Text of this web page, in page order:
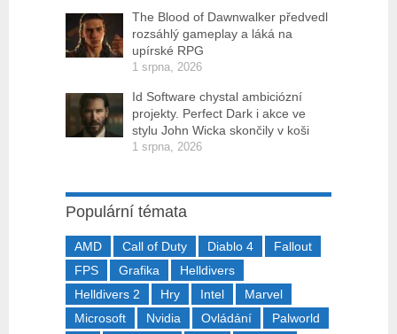
The Blood of Dawnwalker předvedl
rozsáhlý gameplay a láká na
upírské RPG
1 srpna, 2026
Id Software chystal ambiciózní
projekty. Perfect Dark i akce ve
stylu John Wicka skončily v koši
1 srpna, 2026
Populární témata
AMD Call of Duty Diablo 4
Fallout
FPS
Grafika
Helldivers
Helldivers 2
Hry Intel
Marvel
Microsoft
Nvidia Ovládání
Palworld